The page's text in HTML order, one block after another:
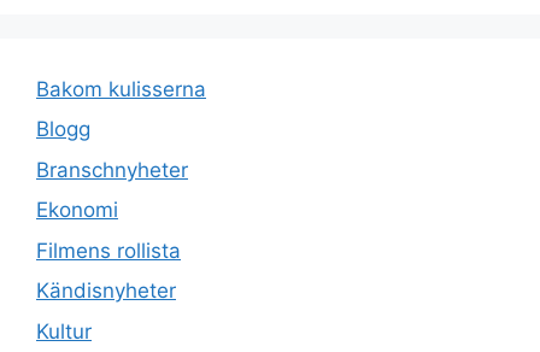
Bakom kulisserna
Blogg
Branschnyheter
Ekonomi
Filmens rollista
Kändisnyheter
Kultur